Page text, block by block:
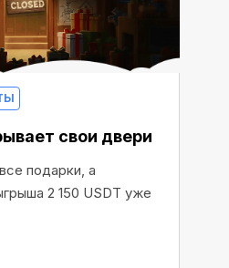
свои двери
подарки, а
2 150 USDT уже